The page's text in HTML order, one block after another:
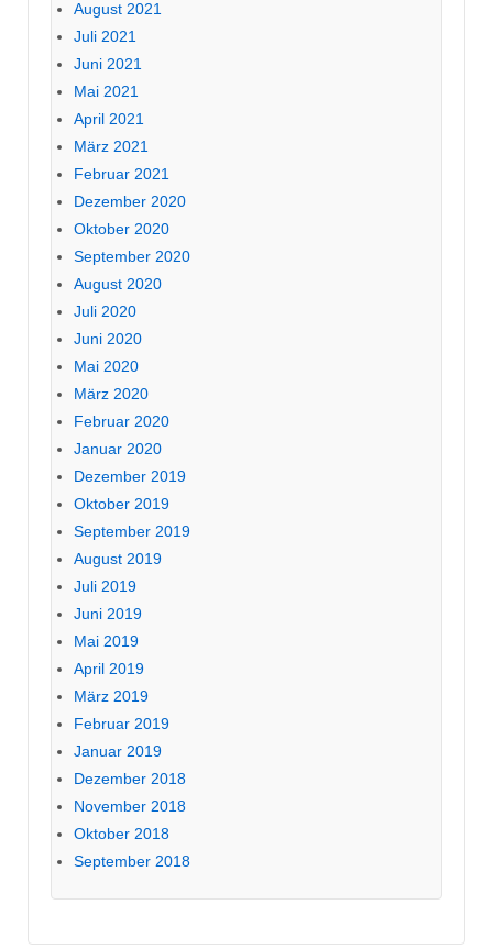
August 2021
Juli 2021
Juni 2021
Mai 2021
April 2021
März 2021
Februar 2021
Dezember 2020
Oktober 2020
September 2020
August 2020
Juli 2020
Juni 2020
Mai 2020
März 2020
Februar 2020
Januar 2020
Dezember 2019
Oktober 2019
September 2019
August 2019
Juli 2019
Juni 2019
Mai 2019
April 2019
März 2019
Februar 2019
Januar 2019
Dezember 2018
November 2018
Oktober 2018
September 2018